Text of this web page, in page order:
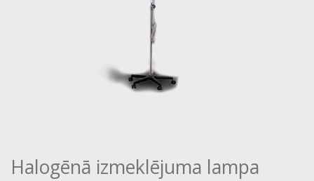
Halogēnā izmeklējuma lampa